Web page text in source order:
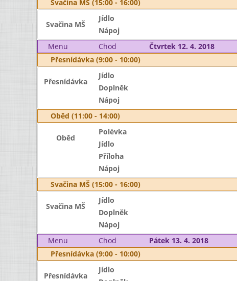
Svačina MŠ (15:00 - 16:00)
Svačina MŠ
Jídlo
Nápoj
Menu
Chod Čtvrtek 12. 4. 2018
Přesnídávka (9:00 - 10:00)
Přesnídávka
Jídlo
Doplněk
Nápoj
Oběd (11:00 - 14:00)
Oběd
Polévka
Jídlo
Příloha
Nápoj
Svačina MŠ (15:00 - 16:00)
Svačina MŠ
Jídlo
Doplněk
Nápoj
Menu
Chod Pátek 13. 4. 2018
Přesnídávka (9:00 - 10:00)
Přesnídávka
Jídlo